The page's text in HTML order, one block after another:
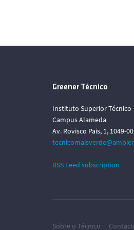
Greener Técnico
Instituto Superior Técnico
Campus Alameda
Av. Rovisco Pais, 1, 1049-
RSS Feed subscription
Sobre o Técnico